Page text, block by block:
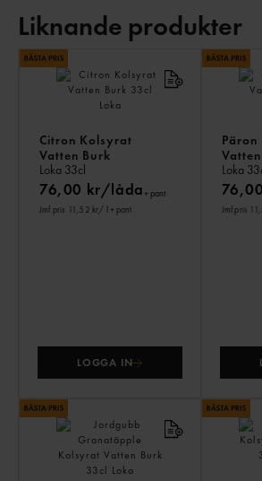
Liknande produkter
Citron Kolsyrat
Vatten Burk
Loka 33cl
76,00 kr/låda+ pant
Jmf.pris 11,52 kr/ l + pant
LOGGA IN
Loka
Jmf.pris